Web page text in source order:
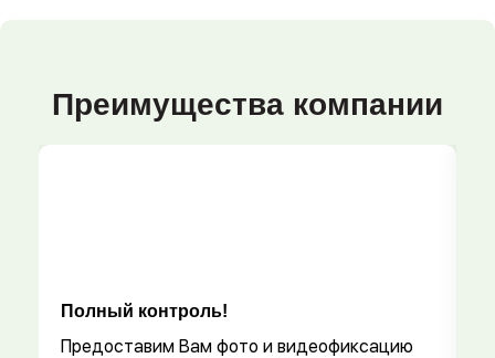
Преимущества компании
Полный контроль!
Предоставим Вам фото и видеофиксацию